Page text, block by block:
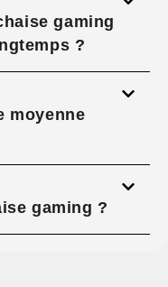
gaming
?
moyenne
gaming ?